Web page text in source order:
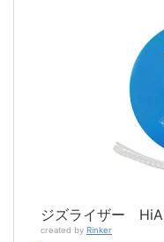
ジズライザー
created by Rinker